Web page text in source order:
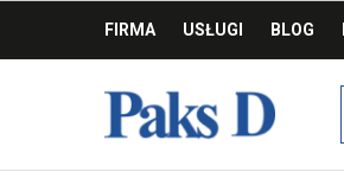
FIRMA USŁUGI BLOG